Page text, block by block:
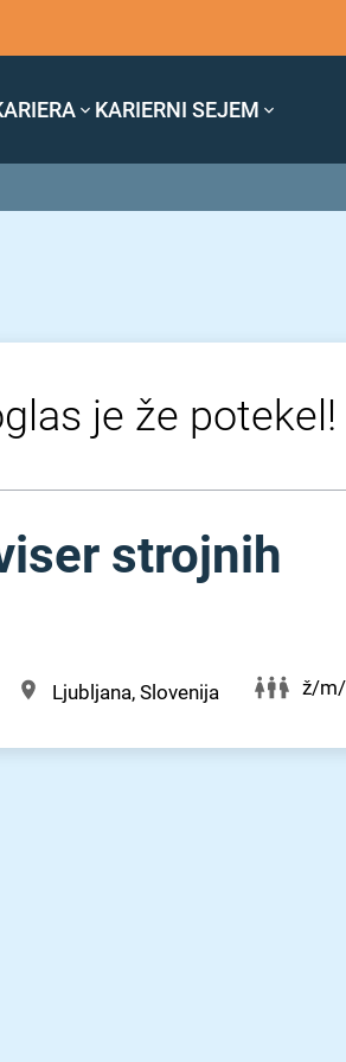
KARIERNI SEJEM
je že potekel!
strojnih
Ljubljana, Slovenija ž/